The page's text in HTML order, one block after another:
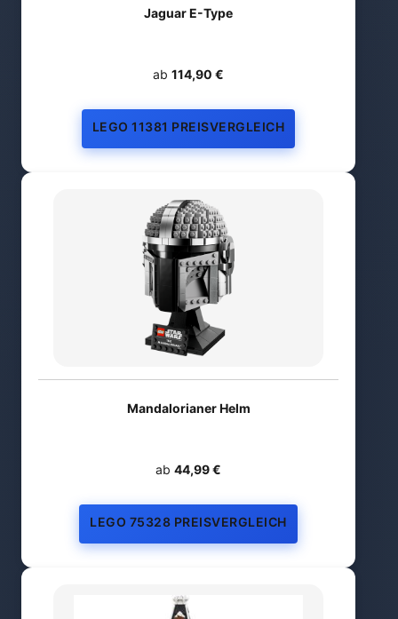
Jaguar E-Type
ab 114,90 €
LEGO 11381 PREISVERGLEICH
Mandalorianer Helm
ab 44,99 €
LEGO 75328 PREISVERGLEICH